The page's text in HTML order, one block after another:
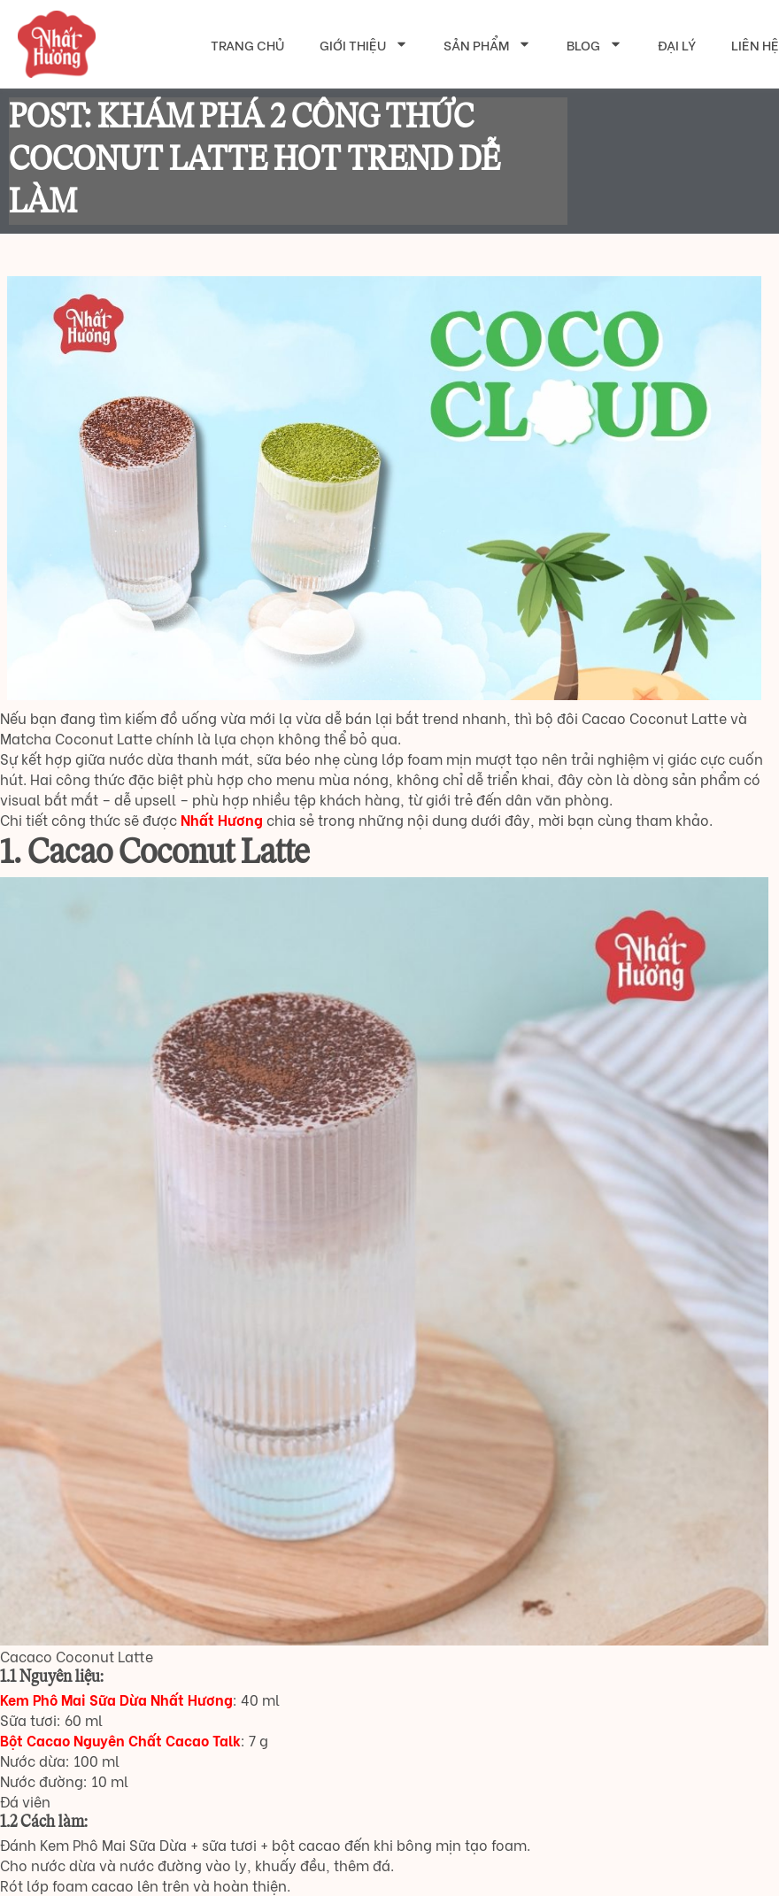
TRANG CHỦ GIỚI THIỆU SẢN PHẨM BLOG ĐẠI LÝ LIÊN HỆ
POST: KHÁM PHÁ 2 CÔNG THỨC
COCONUT LATTE HOT TREND DỄ
LÀM
Nếu bạn đang tìm kiếm đồ uống vừa mới lạ vừa dễ bán lại bắt trend nhanh, thì bộ đôi Cacao Coconut Latte và
Matcha Coconut Latte chính là lựa chọn không thể bỏ qua.
Sự kết hợp giữa nước dừa thanh mát, sữa béo nhẹ cùng lớp foam mịn mượt tạo nên trải nghiệm vị giác cực cuốn
hút. Hai công thức đặc biệt phù hợp cho menu mùa nóng, không chỉ dễ triển khai, đây còn là dòng sản phẩm có
visual bắt mắt – dễ upsell – phù hợp nhiều tệp khách hàng, từ giới trẻ đến dân văn phòng.
Chi tiết công thức sẽ đượcNhất Hương chia sẻ trong những nội dung dưới đây, mời bạn cùng tham khảo.
1. Cacao Coconut Latte
Cacaco Coconut Latte
1.1 Nguyên liệu:
Kem Phô Mai Sữa Dừa Nhất Hương: 40 ml
Sữa tươi: 60 ml
Bột Cacao Nguyên Chất Cacao Talk: 7 g
Nước dừa: 100 ml
Nước đường: 10 ml
Đá viên
1.2 Cách làm:
Đánh Kem Phô Mai Sữa Dừa + sữa tươi + bột cacao đến khi bông mịn tạo foam.
Cho nước dừa và nước đường vào ly, khuấy đều, thêm đá.
Rót lớp foam cacao lên trên và hoàn thiện.